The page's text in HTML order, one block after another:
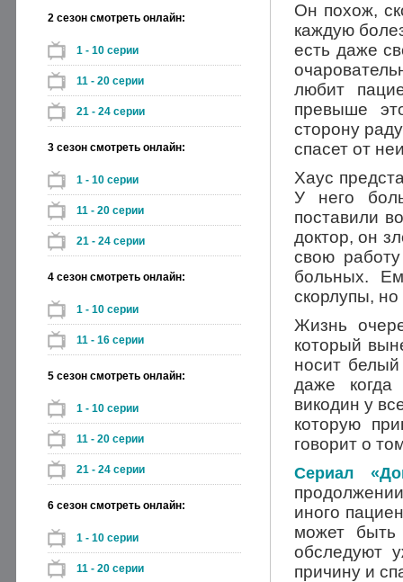
2 сезон смотреть онлайн:
1 - 10 серии
11 - 20 серии
21 - 24 серии
3 сезон смотреть онлайн:
1 - 10 серии
11 - 20 серии
21 - 24 серии
4 сезон смотреть онлайн:
1 - 10 серии
11 - 16 серии
5 сезон смотреть онлайн:
1 - 10 серии
11 - 20 серии
21 - 24 серии
6 сезон смотреть онлайн:
1 - 10 серии
11 - 20 серии
Он похож,
каждую
есть даже
любит
превыше
сторону
спасет от
Хаус
У него
поставили
доктор, он
свою
больных.
скорлупы,
Жизнь
который
носит
даже
викодин у
которую
говорит о
Сериал
иного
может
обследуют
причину и